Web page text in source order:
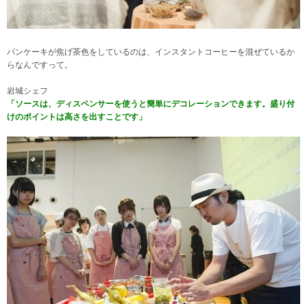
パンケーキが焦げ茶色をしているのは、インスタントコーヒーを混ぜているか
らなんですって。
岩城シェフ
「ソースは、ディスペンサーを使うと簡単にデコレーションできます。盛り付
けのポイントは高さを出すことです」